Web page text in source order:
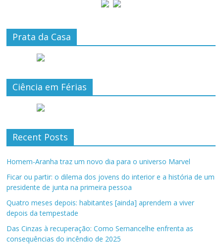
Prata da Casa
Ciência em Férias
Recent Posts
Homem-Aranha traz um novo dia para o universo Marvel
Ficar ou partir: o dilema dos jovens do interior e a história de um
presidente de junta na primeira pessoa
Quatro meses depois: habitantes [ainda] aprendem a viver
depois da tempestade
Das Cinzas à recuperação: Como Sernancelhe enfrenta as
consequências do incêndio de 2025